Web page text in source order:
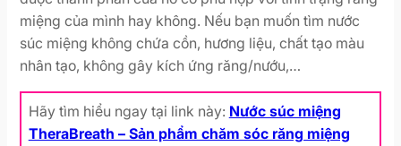
miệng của mình hay không. Nếu bạn muốn tìm nước
súc miệng không chứa cồn, hương liệu, chất tạo màu
nhân tạo, không gây kích ứng răng/nướu,…
Hãy tìm hiểu ngay tại link này: Nước súc miệng
TheraBreath – Sản phẩm chăm sóc răng miệng